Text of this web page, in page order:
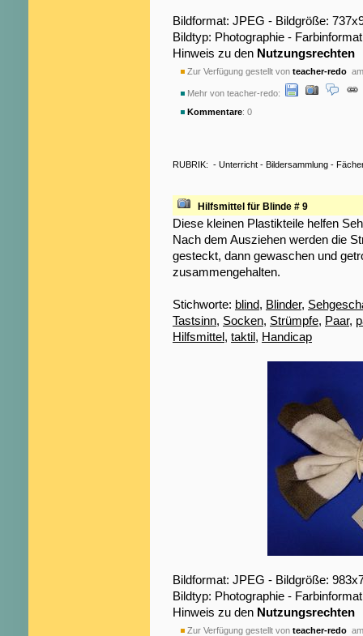
Bildformat: JPEG - Bildgröße:
Bildtyp: Photographie -
Hinweis zu den Nutzungsrechten
Zur Verfügung gestellt von teacher-redo
Mehr von teacher-redo:
Kommentare: 0
RUBRIK: - Unterricht - Bildersammlung -
Hilfsmittel für Blinde # 9
Diese kleinen Plastikteile helfen
Nach dem Ausziehen werden die
gesteckt, dann gewaschen und
zusammengehalten.
Stichworte: blind, Blinder,
Tastsinn, Socken, Strümpfe, Paar,
Hilfsmittel, taktil, Handicap
Bildformat: JPEG - Bildgröße:
Bildtyp: Photographie -
Hinweis zu den Nutzungsrechten
Zur Verfügung gestellt von teacher-redo